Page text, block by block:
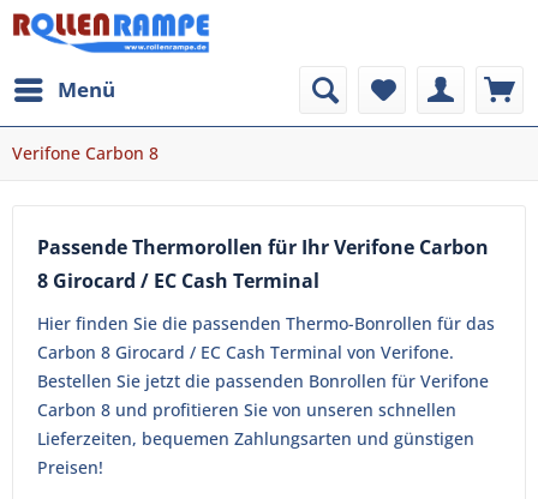
Menü
Verifone Carbon 8
Passende Thermorollen für Ihr Verifone Carbon
8 Girocard / EC Cash Terminal
Hier finden Sie die passenden Thermo-Bonrollen für das
Carbon 8 Girocard / EC Cash Terminal von Verifone.
Bestellen Sie jetzt die passenden Bonrollen für Verifone
Carbon 8 und profitieren Sie von unseren schnellen
Lieferzeiten, bequemen Zahlungsarten und günstigen
Preisen!